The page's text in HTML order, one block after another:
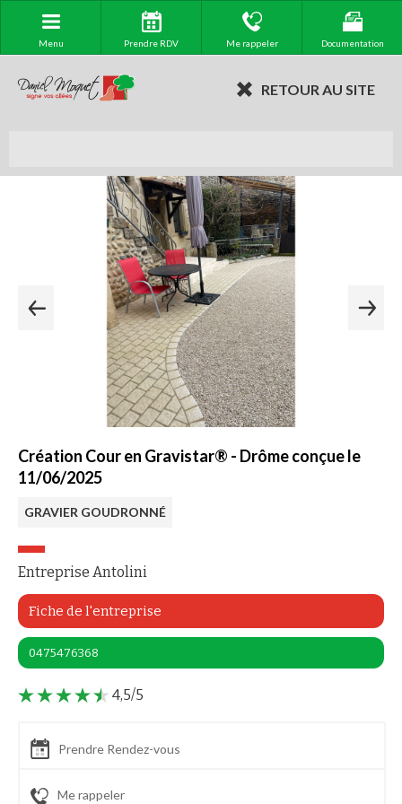
Menu Prendre RDV Me rappeler Documentation
RETOUR AU SITE
Création Cour en Gravistar® - Drôme conçue le
11/06/2025
GRAVIER GOUDRONNÉ
Entreprise Antolini
Fiche de l'entreprise
0475476368
4,5/5
Prendre Rendez-vous
Me rappeler